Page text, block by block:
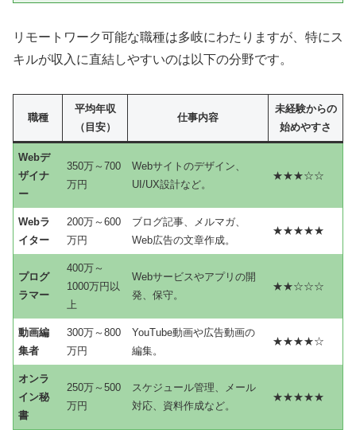
リモートワーク可能な職種は多岐にわたりますが、特にス
キルが収入に直結しやすいのは以下の分野です。
職種
平均年収
（目安）
仕事内容
未経験からの
始めやすさ
Webデ
ザイナ
ー
350万～700
万円
Webサイトのデザイン、
UI/UX設計など。
★★★☆☆
Webラ
イター
200万～600
万円
ブログ記事、メルマガ、
Web広告の文章作成。
★★★★★
プログ
ラマー
400万～
1000万円以
上
Webサービスやアプリの開
発、保守。
★★☆☆☆
動画編
集者
300万～800
万円
YouTube動画や広告動画の
編集。
★★★★☆
オンラ
イン秘
書
250万～500
万円
スケジュール管理、メール
対応、資料作成など。
★★★★★